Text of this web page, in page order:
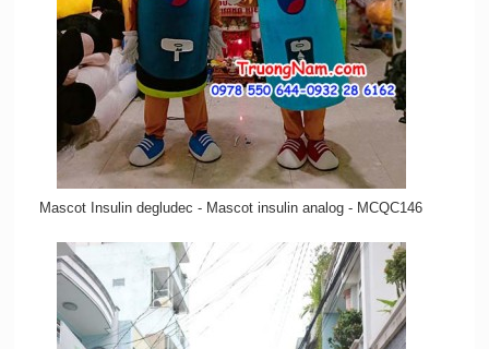
Mascot Insulin degludec - Mascot insulin analog - MCQC146